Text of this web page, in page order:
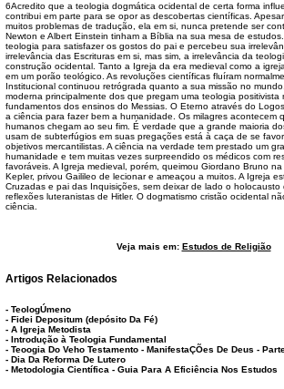
6Acredito que a teologia dogmática ocidental de certa forma
contribui em parte para se opor as descobertas científicas.
muitos problemas de tradução, ela em si, nunca pretende ser
Newton e Albert Einstein tinham a Bíblia na sua mesa de
teologia para satisfazer os gostos do pai e percebeu sua
irrelevância das Escrituras em si, mas sim, a irrelevância da
construção ocidental. Tanto a Igreja da era medieval como a
em um porão teológico. As revoluções científicas fluíram
Institucional continuou retrógrada quanto a sua missão no
moderna principalmente dos que pregam uma teologia
fundamentos dos ensinos do Messias. O Eterno através do
a ciência para fazer bem a humanidade . Os milagres acontecem
humanos chegam ao seu fim. É verdade que a grande maioria
usam de subterfúgios em suas pregações está à caça de se
objetivos mercantilistas. A ciência na verdade tem prestado um
humanidade e tem muitas vezes surpreendido os médicos com
favoráveis. A Igreja medieval, porém, queimou Giordano Bruno
Kepler, privou Gailileo de lecionar e ameaçou a muitos. A Igreja
Cruzadas e pai das Inquisições, sem deixar de lado o holocausto
reflexões luteranistas de Hitler. O dogmatismo cristão ocidental
ciência.
Veja mais em: Estudos de Religião
Artigos Relacionados
- TeologÚmeno
- Fidei Depositum (depósito Da Fé)
- A Igreja Metodista
- Introdução à Teologia Fundamental
- Teoogia Do Veho Testamento - ManifestaÇÕes De Deus - Parte
- Dia Da Reforma De Lutero
- Metodologia Científica - Guia Para A Eficiência Nos Estudos